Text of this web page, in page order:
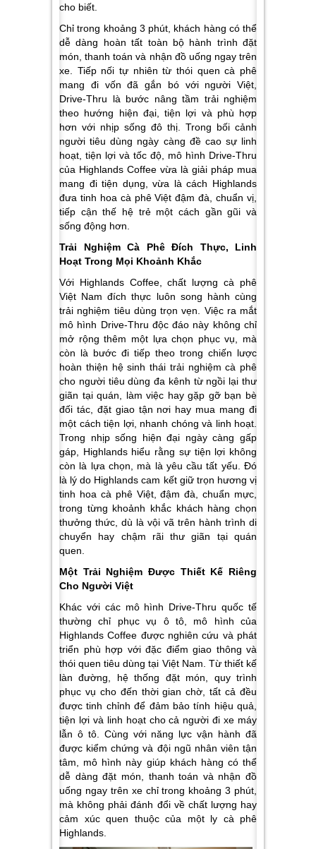
cho biết.
Chỉ trong khoảng 3 phút, khách hàng có thể
dễ dàng hoàn tất toàn bộ hành trình đặt
món, thanh toán và nhận đồ uống ngay trên
xe. Tiếp nối tự nhiên từ thói quen cà phê
mang đi vốn đã gắn bó với người Việt,
Drive-Thru là bước nâng tầm trải nghiệm
theo hướng hiện đại, tiện lợi và phù hợp
hơn với nhịp sống đô thị. Trong bối cảnh
người tiêu dùng ngày càng đề cao sự linh
hoạt, tiện lợi và tốc độ, mô hình Drive-Thru
của Highlands Coffee vừa là giải pháp mua
mang đi tiện dụng, vừa là cách Highlands
đưa tinh hoa cà phê Việt đậm đà, chuẩn vị,
tiếp cận thế hệ trẻ một cách gần gũi và
sống động hơn.
Trải Nghiệm Cà Phê Đích Thực, Linh
Hoạt Trong Mọi Khoảnh Khắc
Với Highlands Coffee, chất lượng cà phê
Việt Nam đích thực luôn song hành cùng
trải nghiệm tiêu dùng trọn vẹn. Việc ra mắt
mô hình Drive-Thru độc đáo này không chỉ
mở rộng thêm một lựa chọn phục vụ, mà
còn là bước đi tiếp theo trong chiến lược
hoàn thiện hệ sinh thái trải nghiệm cà phê
cho người tiêu dùng đa kênh từ ngồi lại thư
giãn tại quán, làm việc hay gặp gỡ bạn bè
đối tác, đặt giao tận nơi hay mua mang đi
một cách tiện lợi, nhanh chóng và linh hoạt.
Trong nhịp sống hiện đại ngày càng gấp
gáp, Highlands hiểu rằng sự tiện lợi không
còn là lựa chọn, mà là yêu cầu tất yếu. Đó
là lý do Highlands cam kết giữ trọn hương vị
tinh hoa cà phê Việt, đậm đà, chuẩn mực,
trong từng khoảnh khắc khách hàng chọn
thưởng thức, dù là vội vã trên hành trình di
chuyển hay chậm rãi thư giãn tại quán
quen.
Một Trải Nghiệm Được Thiết Kế Riêng
Cho Người Việt
Khác với các mô hình Drive-Thru quốc tế
thường chỉ phục vụ ô tô, mô hình của
Highlands Coffee được nghiên cứu và phát
triển phù hợp với đặc điểm giao thông và
thói quen tiêu dùng tại Việt Nam. Từ thiết kế
làn đường, hệ thống đặt món, quy trình
phục vụ cho đến thời gian chờ, tất cả đều
được tinh chỉnh để đảm bảo tính hiệu quả,
tiện lợi và linh hoạt cho cả người đi xe máy
lẫn ô tô. Cùng với năng lực vận hành đã
được kiểm chứng và đội ngũ nhân viên tận
tâm, mô hình này giúp khách hàng có thể
dễ dàng đặt món, thanh toán và nhận đồ
uống ngay trên xe chỉ trong khoảng 3 phút,
mà không phải đánh đổi về chất lượng hay
cảm xúc quen thuộc của một ly cà phê
Highlands.